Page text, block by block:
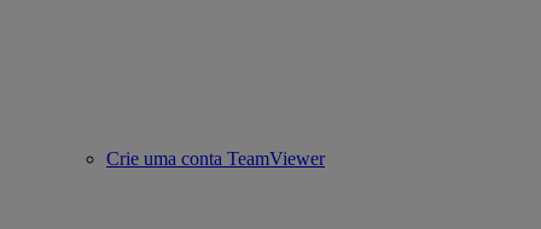
Crie uma conta TeamViewer